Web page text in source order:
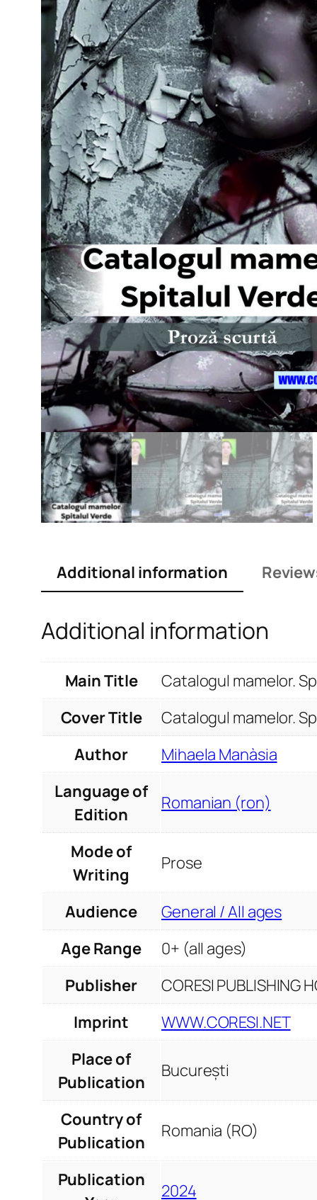
Additional information
Additional information
Main Title
Catalogul mamelor.
Cover Title
Catalogul mamelor.
Author
Mihaela Manàsia
Language of
Edition
Romanian (ron)
Mode of
Writing
Prose
Audience
General / All ages
Age Range
0+ (all ages)
Publisher
CORESI PUBLISHING
Imprint
WWW.CORESI.NET
Place of
Publication
București
Country of
Publication
Romania (RO)
Publication
2024